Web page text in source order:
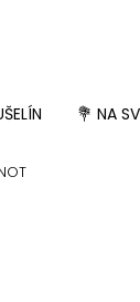
💐 NA